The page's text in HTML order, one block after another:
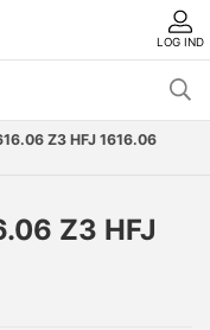
LOG IND
Z3 HFJ 1616.06
Z3 HFJ